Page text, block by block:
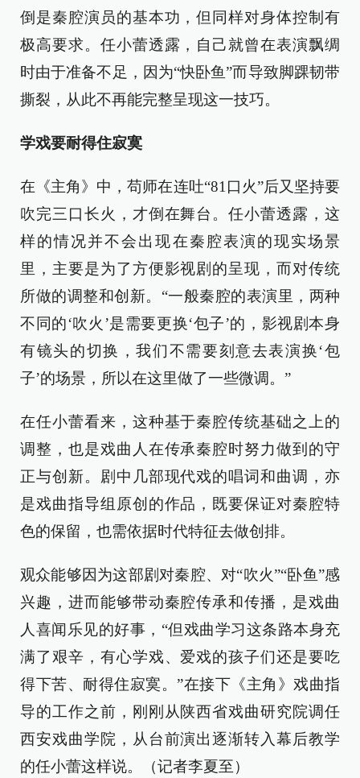
倒是秦腔演员的基本功，但同样对身体控制有
极高要求。任小蕾透露，自己就曾在表演飘绸
时由于准备不足，因为“快卧鱼”而导致脚踝韧带
撕裂，从此不再能完整呈现这一技巧。
学戏要耐得住寂寞
在《主角》中，苟师在连吐“81口火”后又坚持要
吹完三口长火，才倒在舞台。任小蕾透露，这
样的情况并不会出现在秦腔表演的现实场景
里，主要是为了方便影视剧的呈现，而对传统
所做的调整和创新。“一般秦腔的表演里，两种
不同的‘吹火’是需要更换‘包子’的，影视剧本身
有镜头的切换，我们不需要刻意去表演换‘包
子’的场景，所以在这里做了一些微调。”
在任小蕾看来，这种基于秦腔传统基础之上的
调整，也是戏曲人在传承秦腔时努力做到的守
正与创新。剧中几部现代戏的唱词和曲调，亦
是戏曲指导组原创的作品，既要保证对秦腔特
色的保留，也需依据时代特征去做创排。
观众能够因为这部剧对秦腔、对“吹火”“卧鱼”感
兴趣，进而能够带动秦腔传承和传播，是戏曲
人喜闻乐见的好事，“但戏曲学习这条路本身充
满了艰辛，有心学戏、爱戏的孩子们还是要吃
得下苦、耐得住寂寞。”在接下《主角》戏曲指
导的工作之前，刚刚从陕西省戏曲研究院调任
西安戏曲学院，从台前演出逐渐转入幕后教学
的任小蕾这样说。（记者李夏至）